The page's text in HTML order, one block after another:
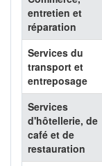
entretien et
réparation
Services du
transport et
entreposage
Services
d'hôtellerie, de
café et de
restauration